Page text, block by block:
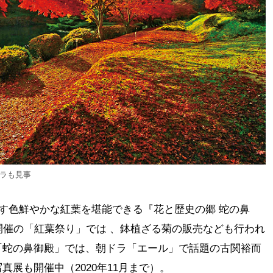
も見事
色鮮やかな紅葉を堪能できる『花と歴史の郷 蛇の鼻
の「紅葉祭り」では 、鉢植ざる菊の販売なども行われ
の鼻御殿」では、朝ドラ「エール」で話題の古関裕而
展も開催中（2020年11月まで）。